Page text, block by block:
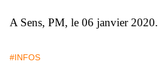
A Sens, PM, le 06 janvier 2020.
#INFOS